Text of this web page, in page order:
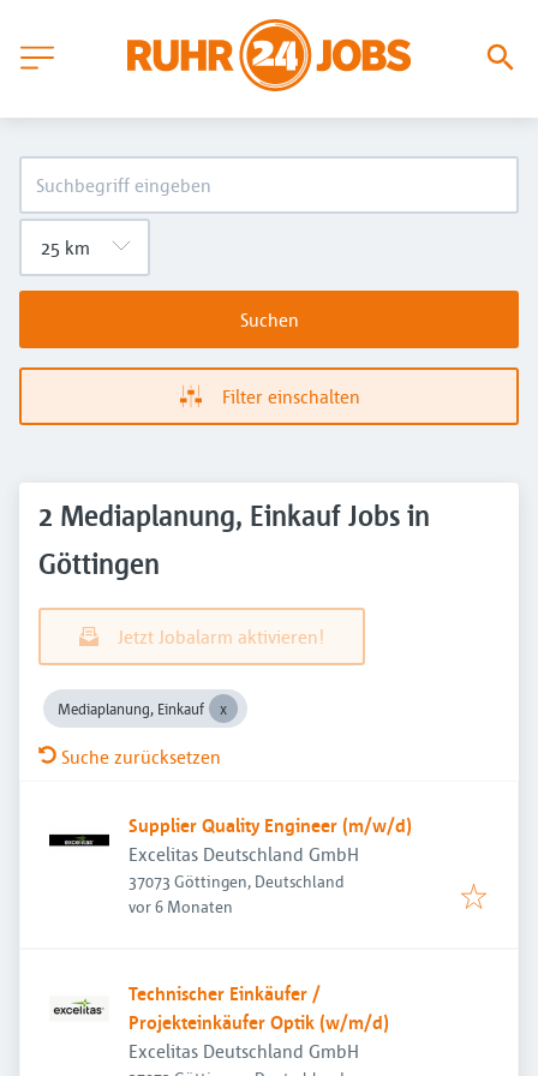
Suchen
Filter einschalten
2 Mediaplanung, Einkauf Jobs in
Göttingen
Jetzt Jobalarm aktivieren!
Mediaplanung, Einkauf
Suche zurücksetzen
Supplier Quality Engineer (m/w/d)
Excelitas Deutschland GmbH
37073 Göttingen, Deutschland
Veröffentlicht:
vor 6 Monaten
Technischer Einkäufer /
Projekteinkäufer Optik (w/m/d)
Excelitas Deutschland GmbH